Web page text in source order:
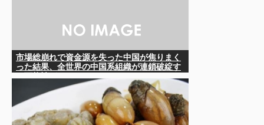
市場総崩れで資金源を失った中国が焦りまく
った結果、全世界の中国系組織が連鎖破綻す